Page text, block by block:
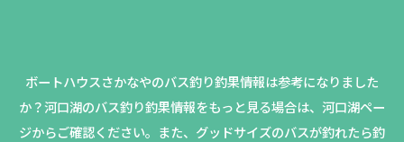
ボートハウスさかなやのバス釣り釣果情報は参考になりました
か？河口湖のバス釣り釣果情報をもっと見る場合は、河口湖ペー
ジからご確認ください。 また、グッドサイズのバスが釣れたら釣